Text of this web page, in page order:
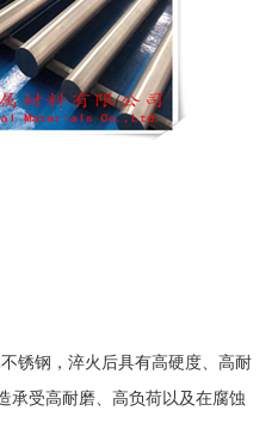
锈钢，淬火后具有高硬度、高耐
承受高耐磨、高负荷以及在腐蚀